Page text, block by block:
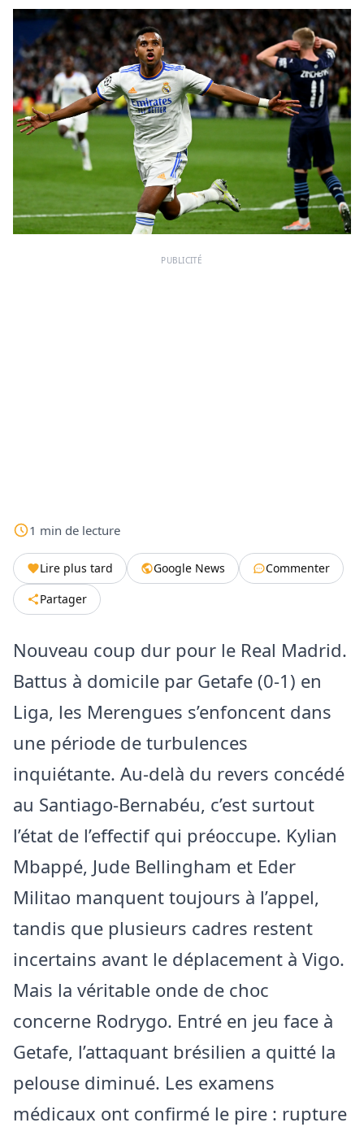
PUBLICITÉ
1 min de lecture
Lire plus tard Google News
Commenter
Partager
Nouveau coup dur pour le Real Madrid.
Battus à domicile par Getafe (0-1) en
Liga, les Merengues s’enfoncent dans
une période de turbulences
inquiétante. Au-delà du revers concédé
au Santiago-Bernabéu, c’est surtout
l’état de l’effectif qui préoccupe. Kylian
Mbappé, Jude Bellingham et Eder
Militao manquent toujours à l’appel,
tandis que plusieurs cadres restent
incertains avant le déplacement à Vigo.
Mais la véritable onde de choc
concerne Rodrygo. Entré en jeu face à
Getafe, l’attaquant brésilien a quitté la
pelouse diminué. Les examens
médicaux ont confirmé le pire : rupture